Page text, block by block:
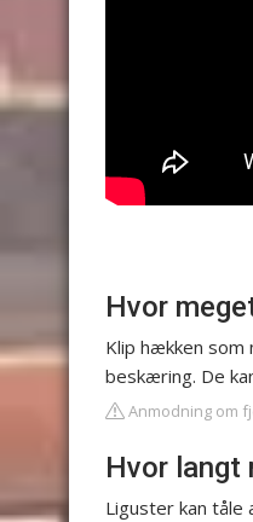
Hvor
Klip hækken
beskæring. De
Anmodning om
Hvor langt
Liguster kan